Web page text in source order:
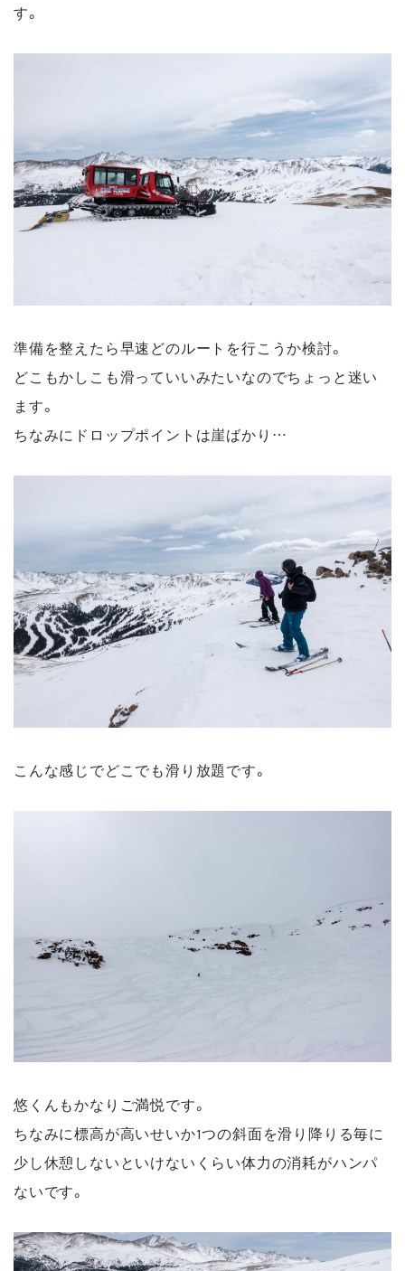
す。
準備を整えたら早速どのルートを行こうか検討。
どこもかしこも滑っていいみたいなのでちょっと迷い
ます。
ちなみにドロップポイントは崖ばかり…
こんな感じでどこでも滑り放題です。
悠くんもかなりご満悦です。
ちなみに標高が高いせいか1つの斜面を滑り降りる毎に
少し休憩しないといけないくらい体力の消耗がハンパ
ないです。